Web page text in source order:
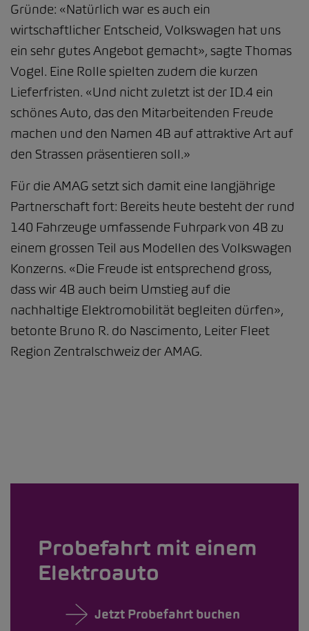
Gründe: «Natürlich war es auch ein
wirtschaftlicher Entscheid, Volkswagen hat uns
ein sehr gutes Angebot gemacht», sagte Thomas
Vogel. Eine Rolle spielten zudem die kurzen
Lieferfristen. «Und nicht zuletzt ist der ID.4 ein
schönes Auto, das den Mitarbeitenden Freude
machen und den Namen 4B auf attraktive Art auf
den Strassen präsentieren soll.»
Für die AMAG setzt sich damit eine langjährige
Partnerschaft fort: Bereits heute besteht der rund
140 Fahrzeuge umfassende Fuhrpark von 4B zu
einem grossen Teil aus Modellen des Volkswagen
Konzerns. «Die Freude ist entsprechend gross,
dass wir 4B auch beim Umstieg auf die
nachhaltige Elektromobilität begleiten dürfen»,
betonte Bruno R. do Nascimento, Leiter Fleet
Region Zentralschweiz der AMAG.
Probefahrt mit einem
Elektroauto
Jetzt Probefahrt buchen